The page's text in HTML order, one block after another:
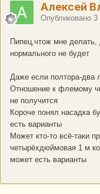
Алексей
Опубликовано 3
Пипец,чтож мне делать,
нормального не будет
Даже если полтора-два
Отношение к флемому
не получится
Короче понял насадка
есть варианты
Может кто-то всё-таки
четырёхдюймовая 1 м
может есть варианты